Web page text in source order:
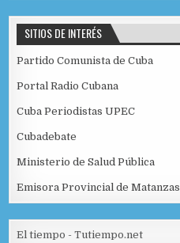
SITIOS DE INTERÉS
Partido Comunista de Cuba
Portal Radio Cubana
Cuba Periodistas UPEC
Cubadebate
Ministerio de Salud Pública
Emisora Provincial de Matanzas
El tiempo - Tutiempo.net